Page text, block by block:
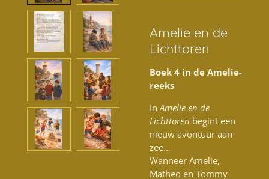
Amelie en de
Lichttoren
Boek 4 in de Amelie-
reeks
In Amelie en de
Lichttoren begint een
nieuw avontuur aan
zee…
Wanneer Amelie,
Matheo en Tommy